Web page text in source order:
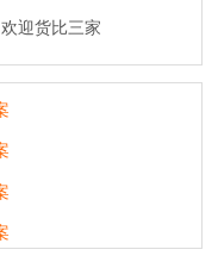
迎货比三家